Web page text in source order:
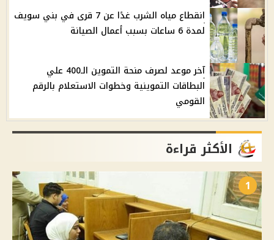
انقطاع مياه الشرب غدًا عن 7 قرى في بني سويف
لمدة 6 ساعات بسبب أعمال الصيانة
آخر موعد لصرف منحة التموين الـ400 علي
البطاقات التموينية وخطوات الاستعلام بالرقم
القومي
الأكثر قراءة
1